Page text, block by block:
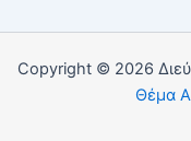
Copyright © 2026
Θέμα